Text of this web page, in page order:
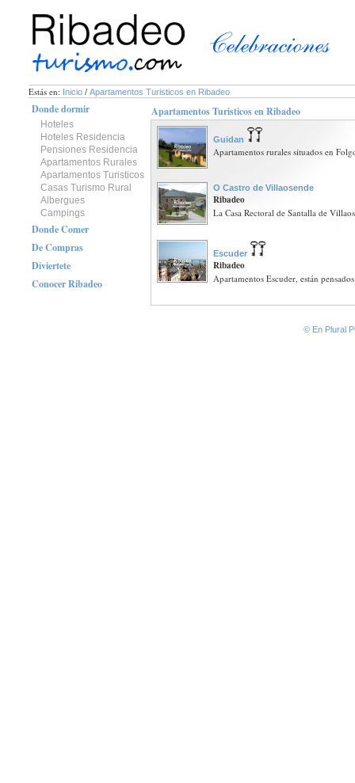
Estás en: Inicio / Apartamentos Turisticos en Ribadeo
Donde dormir
Hoteles
Hoteles Residencia
Pensiones Residencia
Apartamentos Rurales
Apartamentos Turisticos
Casas Turismo Rural
Albergues
Campings
Donde Comer
De Compras
Diviertete
Conocer Ribadeo
Apartamentos Turisticos en Ribadeo
Guidan
Apartamentos rurales situados en
O Castro de Villaosende
Ribadeo
La Casa Rectoral de Santalla de
Escuder
Ribadeo
Apartamentos Escuder, están
© En Plural